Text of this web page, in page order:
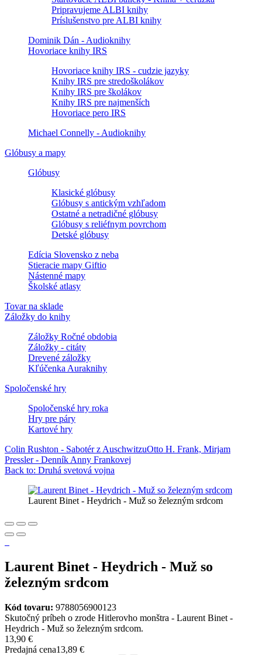
Pripravujeme ALBI knihy
Príslušenstvo pre ALBI knihy
Dominik Dán - Audioknihy
Hovoriace knihy IRS
Hovoriace knihy IRS - cudzie jazyky
Knihy IRS pre stredoškolákov
Knihy IRS pre školákov
Knihy IRS pre najmenších
Hovoriace pero IRS
Michael Connelly - Audioknihy
Glóbusy a mapy
Glóbusy
Klasické glóbusy
Glóbusy s antickým vzhľadom
Ostatné a netradičné glóbusy
Glóbusy s reliéfnym povrchom
Detské glóbusy
Edícia Slovensko z neba
Stieracie mapy Giftio
Nástenné mapy
Školské atlasy
Tovar na sklade
Záložky do knihy
Záložky Ročné obdobia
Záložky - citáty
Drevené záložky
Kľúčenka Auraknihy
Spoločenské hry
Spoločenské hry roka
Hry pre páry
Kartové hry
Colin Rushton - Sabotér z AuschwitzuOtto H. Frank, Mirjam
Pressler - Denník Anny Frankovej
Back to: Druhá svetová vojna
Laurent Binet - Heydrich - Muž so železným srdcom
Laurent Binet - Heydrich - Muž so
železným srdcom
Kód tovaru: 9788056900123
Skutočný príbeh o zrode Hitlerovho monštra - Laurent Binet -
Heydrich - Muž so železným srdcom.
13,90 €
Predajná cena13,89 €